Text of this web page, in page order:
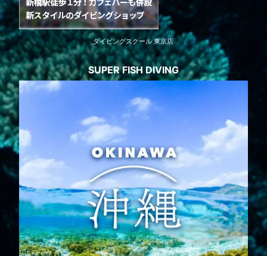
ダイビングスクール 東京店
SUPER FISH DIVING